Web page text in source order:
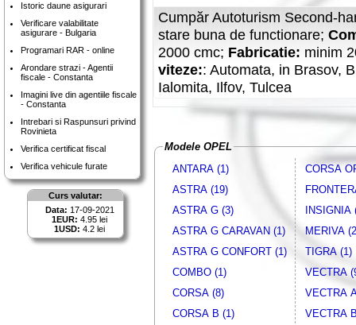
Istoric daune asigurari
Verificare valabilitate
asigurare - Bulgaria
Programari RAR - online
Arondare strazi - Agentii
fiscale - Constanta
Imagini live din agentiile fiscale
- Constanta
Intrebari si Raspunsuri privind
Rovinieta
Verifica certificat fiscal
Verifica vehicule furate
Curs valutar:
Data: 17-09-2021
1EUR: 4.95 lei
1USD: 4.2 lei
Cumpăr Autoturism Second-
stare buna de functionare;
2000 cmc; Fabricatie: minim
viteze:: Automata, in Brasov,
Ialomita, Ilfov, Tulcea
Cumpăr Autoturism Second-
2000 cmc;Fabricatie:minim
viteze:: Automata; Climatizare
poluare : cel putin Euro5,
Modele OPEL
ANTARA (1)
ASTRA (19)
ASTRA G (3)
ASTRA G CARAVAN (1)
ASTRA G CONFORT (1)
COMBO (1)
CORSA (8)
CORSA B (1)
CORSA
INSIGNIA
MERIVA
TIGRA (1)
VECTRA
VECTRA
VECTRA